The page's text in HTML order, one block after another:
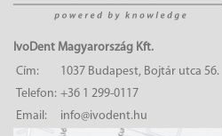
IvoDent Magyarország Kft.
Cím:
1037 Budapest, Bojtár utca 56.
Telefon: +36 1 299-0117
Email:
info@ivodent.hu